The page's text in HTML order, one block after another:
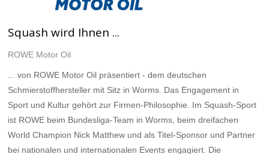
Squash wird Ihnen ...
ROWE Motor Oil
... von ROWE Motor Oil präsentiert - dem deutschen
Schmierstoffhersteller mit Sitz in Worms. Das Engagement in
Sport und Kultur gehört zur Firmen-Philosophie. Im Squash-Sport
ist ROWE beim Bundesliga-Team in Worms, beim dreifachen
World Champion Nick Matthew und als Titel-Sponsor und Partner
bei nationalen und internationalen Events engagiert. Die